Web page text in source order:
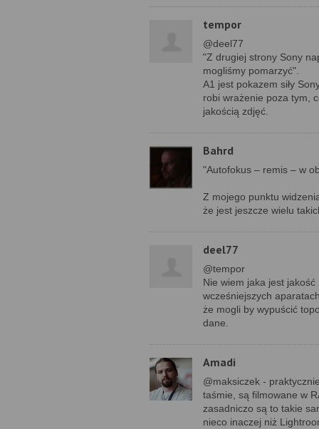
tempor
@deel77
"Z drugiej strony Sony
mogliśmy pomarzyć".
A1 jest pokazem siły
robi wrażenie poza tym,
jakością zdjęć.
Bahrd
"Autofokus – remis – w
Z mojego punktu
że jest jeszcze wielu
deel77
@tempor
Nie wiem jaka jest
wcześniejszych
że mogli by wypuścić
dane.
Amadi
@maksiczek -
taśmie, są filmowane w
zasadniczo są to takie
nieco inaczej niż